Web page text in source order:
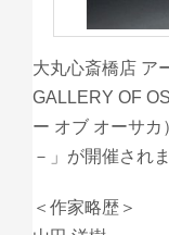
大丸心斎橋店 ア
GALLERY OF
ー オブ オーサカ
－」が開催されま
＜作家略歴＞